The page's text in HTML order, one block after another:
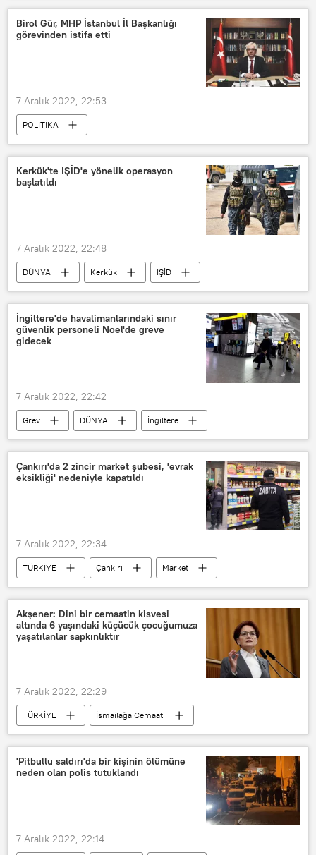
Mehmet Büyükekşi
Hakem
Ofsayt
sistem
Birol Gür, MHP İstanbul İl Başkanlığı
görevinden istifa etti
7 Aralık 2022, 22:53
POLİTİKA
Milliyetçi Hareket Partisi (MHP)
MHP
İstanbul
istifa
Kerkük'te IŞİD'e yönelik operasyon
başlatıldı
7 Aralık 2022, 22:48
DÜNYA Kerkük
IŞİD
Operasyon
Terör
Terör örgütü
İslami terör
İngiltere'de havalimanlarındaki sınır
güvenlik personeli Noel'de greve
gidecek
7 Aralık 2022, 22:42
Grev DÜNYA
İngiltere
Havalimanı
Güvenlik
Çankırı'da 2 zincir market şubesi, 'evrak
eksikliği' nedeniyle kapatıldı
7 Aralık 2022, 22:34
TÜRKİYE Çankırı
Market
Denetim
Kapatma
Zabıta
Fiyat
Akşener: Dini bir cemaatin kisvesi
altında 6 yaşındaki küçücük çocuğumuza
yaşatılanlar sapkınlıktır
7 Aralık 2022, 22:29
TÜRKİYE
İsmailağa Cemaati
Tarikat
istismar
çocuklara yönelik cinsel istismar
'Pitbullu saldırı'da bir kişinin ölümüne
neden olan polis tutuklandı
7 Aralık 2022, 22:14